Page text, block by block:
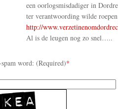
een oorlogsmisdadiger in
ter verantwoording wilde
http://
Al is de leugen nog zo snel…..
word: (Required)*